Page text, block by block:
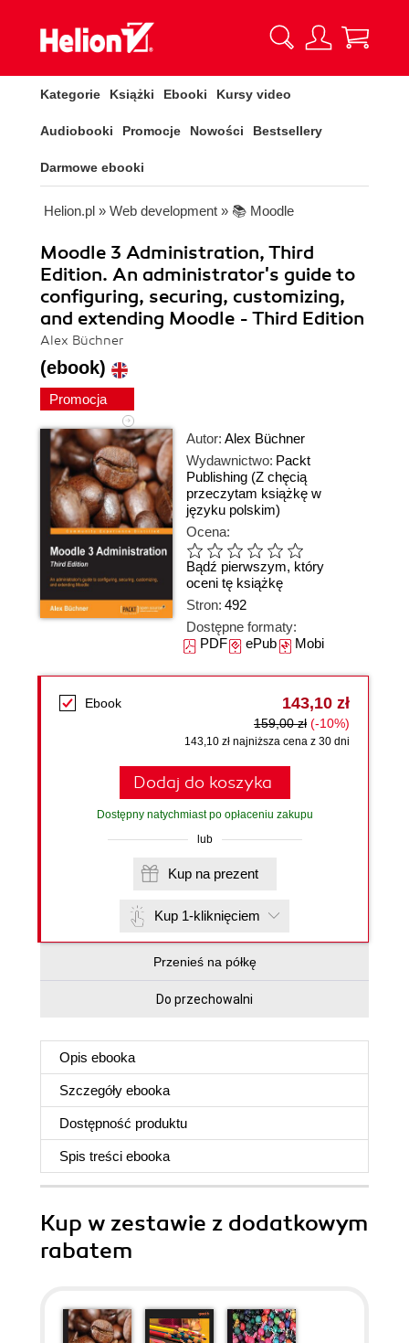
Kategorie Książki Ebooki Kursy video
Audiobooki Promocje Nowości Bestsellery
Darmowe ebooki
Helion.pl » Web development » 📚 Moodle
Moodle 3 Administration, Third
Edition. An administrator's guide to
configuring, securing, customizing,
and extending Moodle - Third Edition
Alex Büchner
(ebook)
Promocja
Autor: Alex Büchner
Wydawnictwo: Packt
Publishing (Z chęcią
przeczytam książkę w
języku polskim)
Ocena:
Bądź pierwszym, który
oceni tę książkę
Stron: 492
Dostępne formaty:
PDFePubMobi
Ebook 143,10 zł
159,00 zł (-10%)
143,10 zł najniższa cena z 30 dni
Dodaj do koszyka
Dostępny natychmiast po opłaceniu zakupu
lub
Kup na prezent
Kup 1-kliknięciem
Przenieś na półkę
Do przechowalni
Opis ebooka
Szczegóły ebooka
Dostępność produktu
Spis treści ebooka
Kup w zestawie z dodatkowym
rabatem